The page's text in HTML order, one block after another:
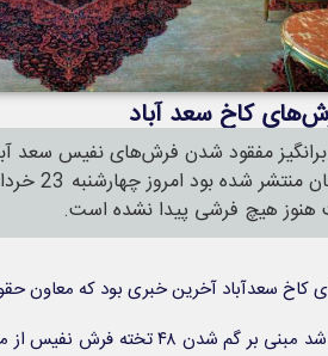
کاخ سعد آباد
مفقود شدن فرش‌های نفیس سعد
گذشته خبر
هیچ فرشی پیدا نشده است.
سعدآباد آخرین خبری بود که معاون
سال گذشته خبری منتشر شد مبنی بر